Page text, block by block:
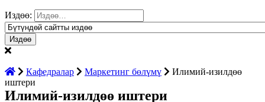
Издөө:
Кафедралар Маркетинг бөлүмү
Илимий-изилдөө
иштери
Илимий-изилдөө иштери